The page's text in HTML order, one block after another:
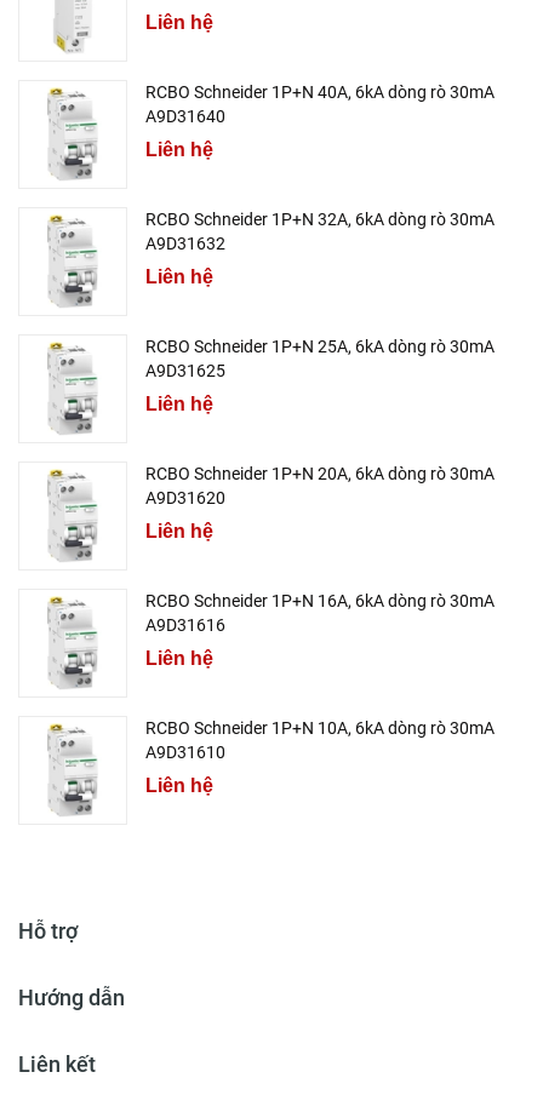
Liên hệ
RCBO Schneider 1P+N 40A, 6kA dòng rò 30mA
A9D31640
Liên hệ
RCBO Schneider 1P+N 32A, 6kA dòng rò 30mA
A9D31632
Liên hệ
RCBO Schneider 1P+N 25A, 6kA dòng rò 30mA
A9D31625
Liên hệ
RCBO Schneider 1P+N 20A, 6kA dòng rò 30mA
A9D31620
Liên hệ
RCBO Schneider 1P+N 16A, 6kA dòng rò 30mA
A9D31616
Liên hệ
RCBO Schneider 1P+N 10A, 6kA dòng rò 30mA
A9D31610
Liên hệ
Hỗ trợ
Hướng dẫn
Liên kết